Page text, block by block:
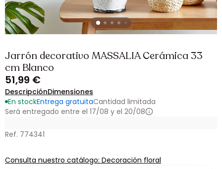
Jarrón decorativo MASSALIA Cerámica 33
cm Blanco
51,99 €
DescripciónDimensiones
En stockEntrega gratuitaCantidad limitada
Será entregado entre el 17/08 y el 20/08
Ref. 774341
Consulta nuestro catálogo: Decoración floral